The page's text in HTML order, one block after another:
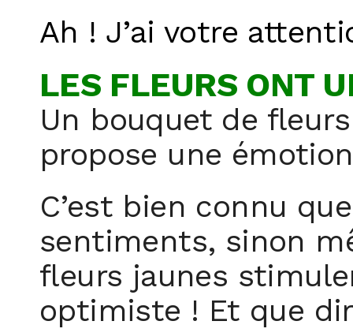
Ah ! J’ai votre
LES FLEURS ONT
Un bouquet de
propose une
C’est bien connu
sentiments, sinon
fleurs jaunes
optimiste ! Et que